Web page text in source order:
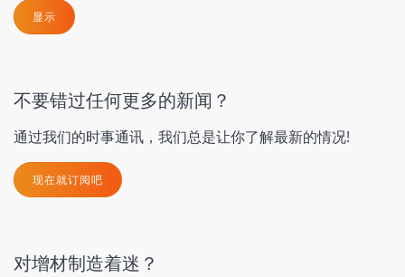
显示
不要错过任何更多的新闻？
通过我们的时事通讯，我们总是让你了解最新的情况!
现在就订阅吧
对增材制造着迷？